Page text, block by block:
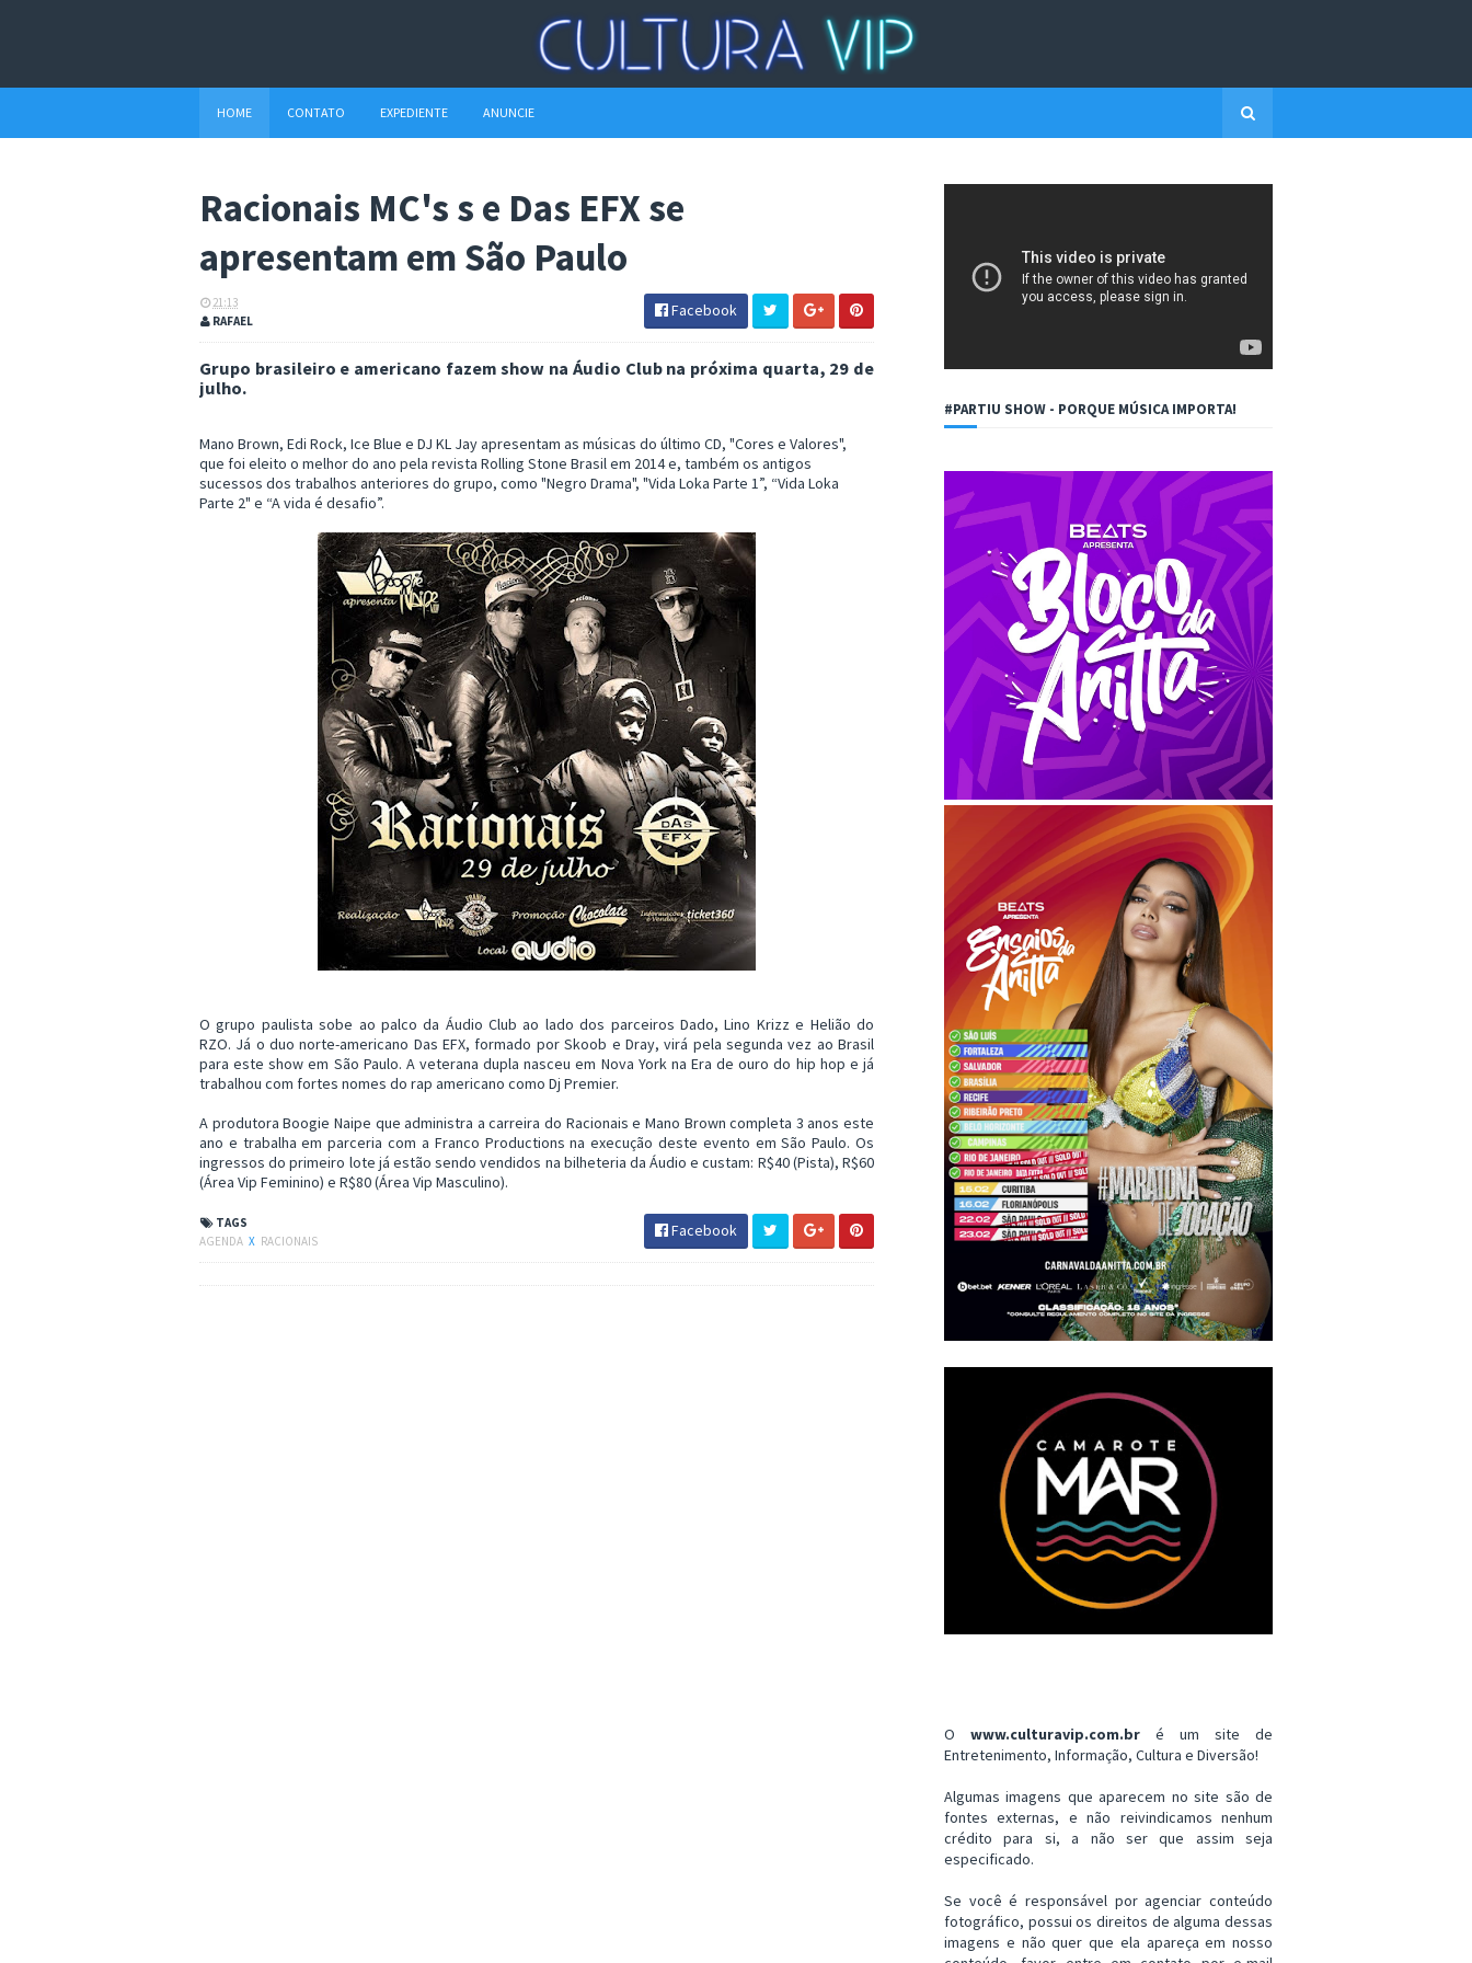
HOME CONTATO EXPEDIENTE ANUNCIE
Racionais MC's s e Das EFX se
apresentam em São Paulo
21:13
RAFAEL
Facebook
Grupo brasileiro e americano fazem show na Áudio Club na próxima quarta, 29 de
julho.
Mano Brown, Edi Rock, Ice Blue e DJ KL Jay apresentam as músicas do último CD, "Cores e Valores",
que foi eleito o melhor do ano pela revista Rolling Stone Brasil em 2014 e, também os antigos
sucessos dos trabalhos anteriores do grupo, como "Negro Drama", "Vida Loka Parte 1”, “Vida Loka
Parte 2" e “A vida é desafio”.
O grupo paulista sobe ao palco da Áudio Club ao lado dos parceiros Dado, Lino Krizz e Helião do
RZO. Já o duo norte-americano Das EFX, formado por Skoob e Dray, virá pela segunda vez ao Brasil
para este show em São Paulo. A veterana dupla nasceu em Nova York na Era de ouro do hip hop e já
trabalhou com fortes nomes do rap americano como Dj Premier.
A produtora Boogie Naipe que administra a carreira do Racionais e Mano Brown completa 3 anos este
ano e trabalha em parceria com a Franco Productions na execução deste evento em São Paulo. Os
ingressos do primeiro lote já estão sendo vendidos na bilheteria da Áudio e custam: R$40 (Pista), R$60
(Área Vip Feminino) e R$80 (Área Vip Masculino).
TAGS
AGENDA X RACIONAIS
Facebook
#PARTIU SHOW - PORQUE MÚSICA IMPORTA!
O www.culturavip.com.br é um site de
Entretenimento, Informação, Cultura e Diversão!
Algumas imagens que aparecem no site são de
fontes externas, e não reivindicamos nenhum
crédito para si, a não ser que assim seja
especificado.
Se você é responsável por agenciar conteúdo
fotográfico, possui os direitos de alguma dessas
imagens e não quer que ela apareça em nosso